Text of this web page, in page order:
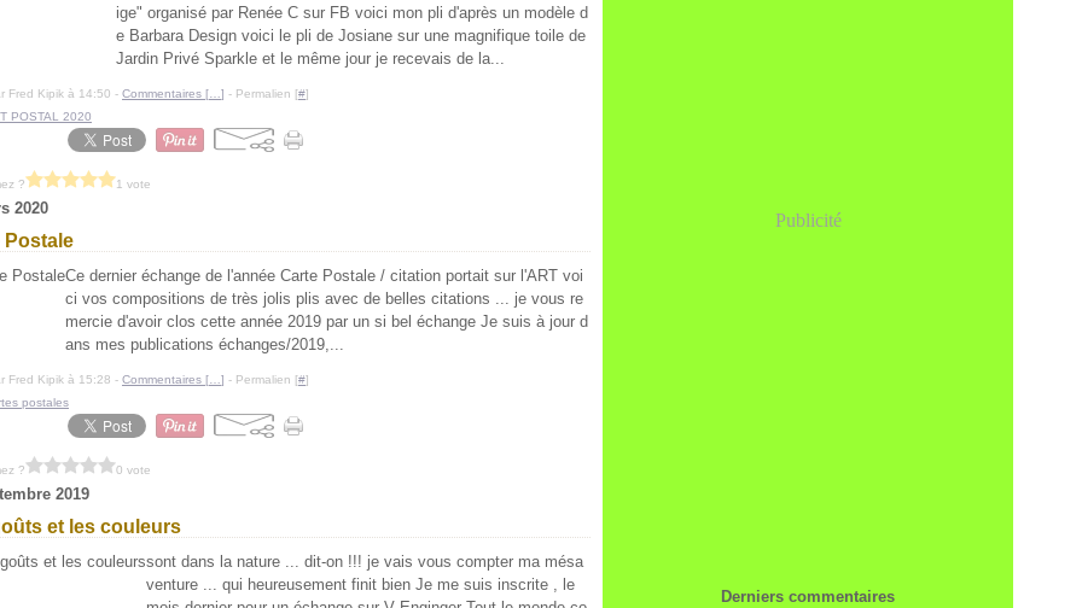
ige" organisé par Renée C sur FB voici mon pli d'après un modèle d
e Barbara Design voici le pli de Josiane sur une magnifique toile de
Jardin Privé Sparkle et le même jour je recevais de la...
Fred Kipik à 14:50 - Commentaires [ ] - Permalien [#]
POSTAL 2020
? 1 vote
2020
Postale
Ce dernier échange de l'année Carte Postale / citation portait sur l'ART voi
ci vos compositions de très jolis plis avec de belles citations ... je vous re
mercie d'avoir clos cette année 2019 par un si bel échange Je suis à jour d
ans mes publications échanges/2019,...
Fred Kipik à 15:28 - Commentaires [ ] - Permalien [#]
postales
? 0 vote
2019
et les couleurs
sont dans la nature ... dit-on !!! je vais vous compter ma mésa
venture ... qui heureusement finit bien Je me suis inscrite , le
Publicité
Derniers commentaires